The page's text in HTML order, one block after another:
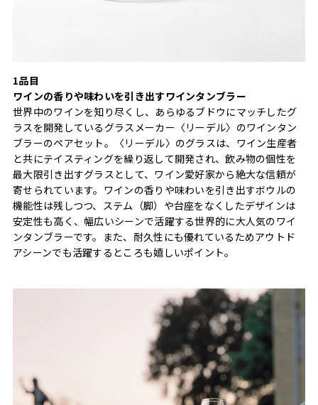
1品目
ワインの香りや味わいを引き出すワインタンブラー
世界中のワインを知り尽くし、あらゆるブドウにマッチしたグ
ラスを開発しているグラスメーカー〈リーデル〉のワインタン
ブラーのペアセット。〈リーデル〉のグラスは、ワイン生産者
と共にテイスティングを繰り返して開発され、飲み物の個性を
最大限引き出すグラスとして、ワイン愛好家から絶大な信頼が
寄せられています。ワインの香りや味わいを引き出すボウルの
機能性は残しつつ、ステム（脚）や台座をなくしたデザインは
安定性も高く、幅広いシーンで活躍する世界的に大人気のワイ
ンタンブラーです。また、耐久性にも優れているためアウトド
アシーンでも活躍するところも嬉しいポイント。